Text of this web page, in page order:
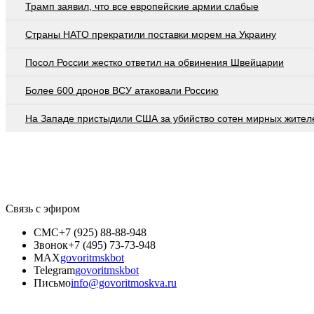
Трамп заявил, что все европейские армии слабые
Страны НАТО прекратили поставки морем на Украину
Посол России жестко ответил на обвинения Швейцарии
Более 600 дронов ВСУ атаковали Россию
На Западе пристыдили США за убийство сотен мирных
Связь с эфиром
СМС+7 (925) 88-88-948
Звонок+7 (495) 73-73-948
MAXgovoritmskbot
Telegramgovoritmskbot
Письмоinfo@govoritmoskva.ru